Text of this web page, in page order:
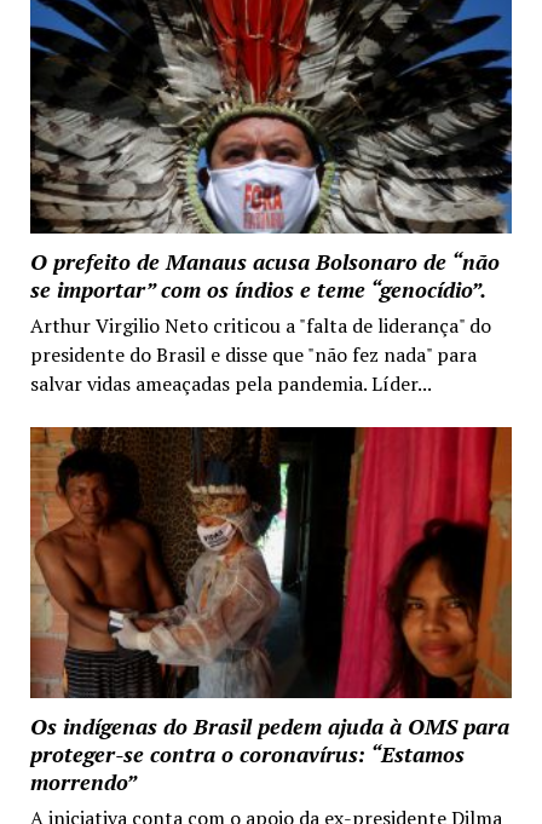
O prefeito de Manaus acusa Bolsonaro de “não
se importar” com os índios e teme “genocídio”.
Arthur Virgilio Neto criticou a "falta de liderança" do
presidente do Brasil e disse que "não fez nada" para
salvar vidas ameaçadas pela pandemia. Líder...
Os indígenas do Brasil pedem ajuda à OMS para
proteger-se contra o coronavírus: “Estamos
morrendo”
A iniciativa conta com o apoio da ex-presidente Dilma